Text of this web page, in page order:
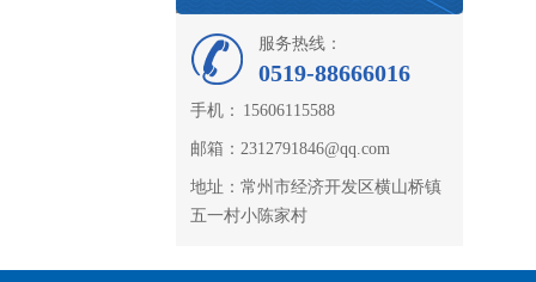
服务热线：
0519-88666016
手机： 15606115588
邮箱：2312791846@qq.com
地址：常州市经济开发区横山桥镇
五一村小陈家村